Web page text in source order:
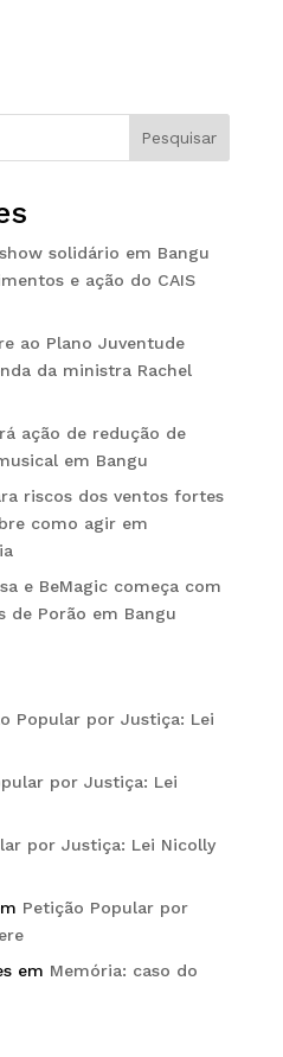
Pesquisar
solidário em Bangu
e ação do CAIS
ao Plano Juventude
da ministra Rachel
ação de redução de
em Bangu
riscos dos ventos fortes
como agir em
e BeMagic começa com
de Porão em Bangu
Popular por Justiça: Lei
por Justiça: Lei
por Justiça: Lei Nicolly
Petição Popular por
em Memória: caso do